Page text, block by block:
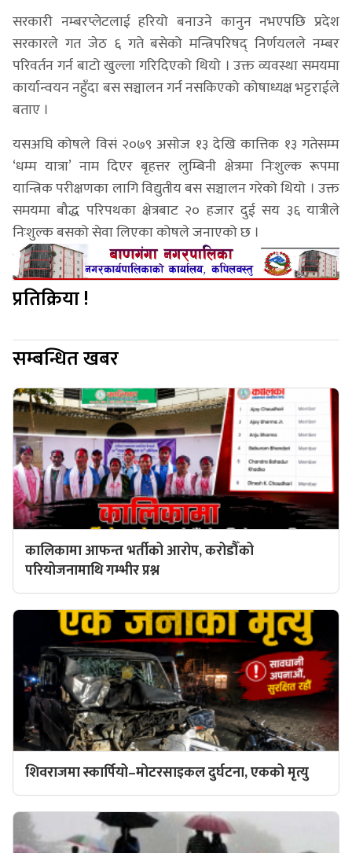
सरकारी नम्बरप्लेटलाई हरियो बनाउने कानुन नभएपछि प्रदेश
सरकारले गत जेठ ६ गते बसेको मन्त्रिपरिषद् निर्णयलले नम्बर
परिवर्तन गर्न बाटो खुल्ला गरिदिएको थियो । उक्त व्यवस्था समयमा
कार्यान्वयन नहुँदा बस सञ्चालन गर्न नसकिएको कोषाध्यक्ष भट्टराईले
बताए ।
यसअघि कोषले विसं २०७९ असोज १३ देखि कात्तिक १३ गतेसम्म
‘धम्म यात्रा’ नाम दिएर बृहत्तर लुम्बिनी क्षेत्रमा निःशुल्क रूपमा
यान्त्रिक परीक्षणका लागि विद्युतीय बस सञ्चालन गरेको थियो । उक्त
समयमा बौद्ध परिपथका क्षेत्रबाट २० हजार दुई सय ३६ यात्रीले
निःशुल्क बसको सेवा लिएका कोषले जनाएको छ ।
प्रतिक्रिया !
सम्बन्धित खबर
कालिकामा आफन्त भर्तीको आरोप, करोडौँको
परियोजनामाथि गम्भीर प्रश्न
शिवराजमा स्कार्पियो–मोटरसाइकल दुर्घटना, एकको मृत्यु